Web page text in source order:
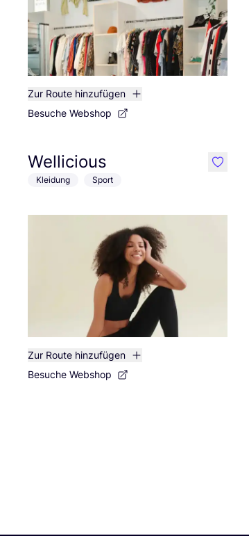
Zur Route hinzufügen
Besuche Webshop
Wellicious
Kleidung Sport
Zur Route hinzufügen
Besuche Webshop
like